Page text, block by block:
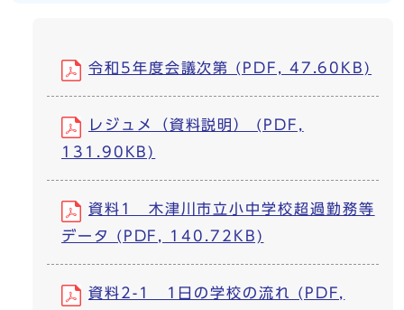
令和5年度会議次第 (PDF, 47.60KB)
レジュメ（資料説明） (PDF,
131.90KB)
資料1 木津川市立小中学校超過勤務等
データ (PDF, 140.72KB)
資料2-1 1日の学校の流れ (PDF,